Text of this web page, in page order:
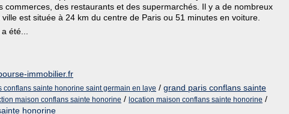
commerces, des restaurants et des supermarchés. Il y a de nombreux
est située à 24 km du centre de Paris ou 51 minutes en voiture.
été...
immobilier.fr
conflans sainte honorine saint germain en laye / grand paris conflans sainte
maison conflans sainte honorine / location maison conflans sainte honorine /
honorine